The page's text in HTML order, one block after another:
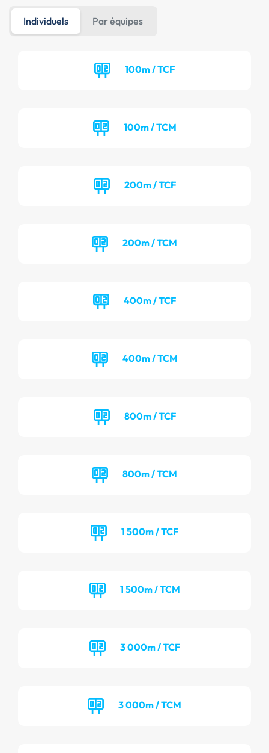
Individuels Par équipes
100m / TCF
100m / TCM
200m / TCF
200m / TCM
400m / TCF
400m / TCM
800m / TCF
800m / TCM
1 500m / TCF
1 500m / TCM
3 000m / TCF
3 000m / TCM